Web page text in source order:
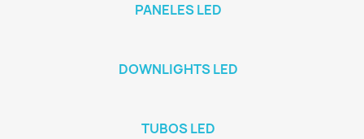
PANELES LED
DOWNLIGHTS LED
TUBOS LED